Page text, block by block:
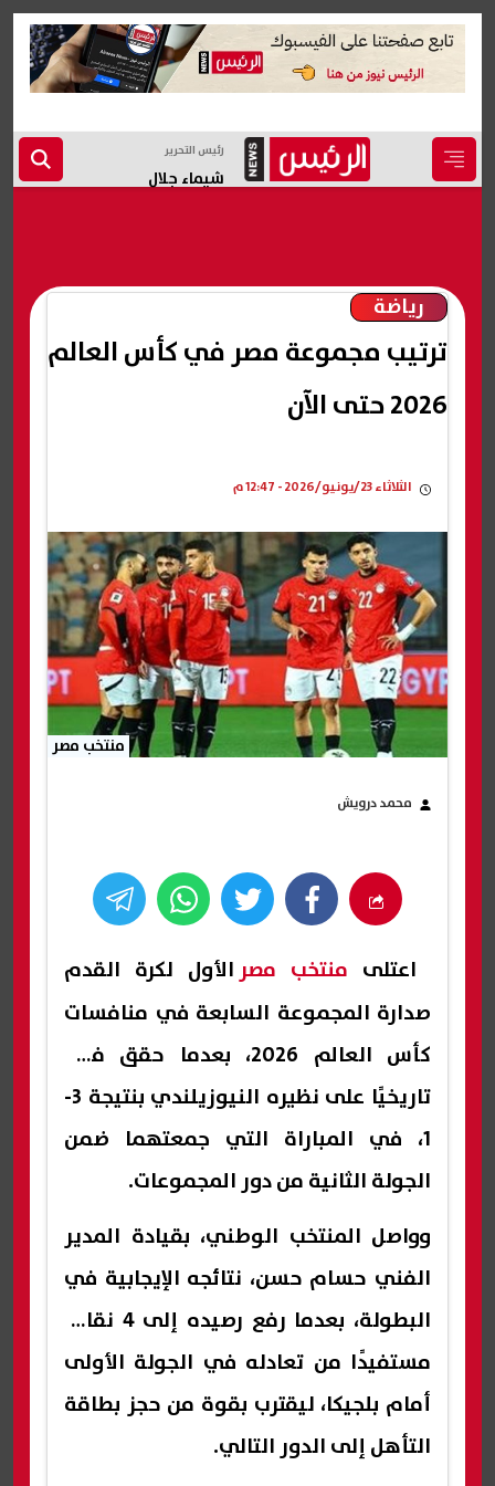
رئيس التحرير
شيماء جلال
رياضة
ترتيب مجموعة مصر في كأس العالم
2026 حتى الآن
الثلاثاء 23/يونيو/2026 - 12:47 م
منتخب مصر
محمد درويش
اعتلى منتخب مصرالأول لكرة القدم
صدارة المجموعة السابعة في منافسات
كأس العالم 2026، بعدما حقق فوزًا
تاريخيًا على نظيره النيوزيلندي بنتيجة 3-
1، في المباراة التي جمعتهما ضمن
الجولة الثانية من دور المجموعات.
وواصل المنتخب الوطني، بقيادة المدير
الفني حسام حسن، نتائجه الإيجابية في
البطولة، بعدما رفع رصيده إلى 4 نقاط،
مستفيدًا من تعادله في الجولة الأولى
أمام بلجيكا، ليقترب بقوة من حجز بطاقة
التأهل إلى الدور التالي.